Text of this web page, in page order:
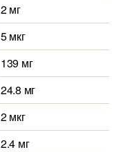
2 мг
5 мкг
139 мг
24.8 мг
2 мкг
2.4 мг